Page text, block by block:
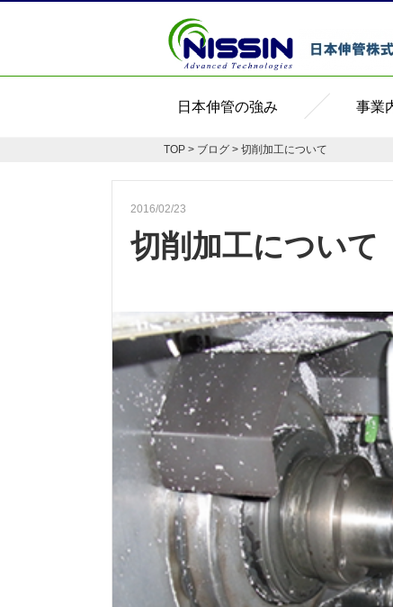
日本伸管の強み 事業
TOP > ブログ > 切削加工について
2016/02/23
切削加工について